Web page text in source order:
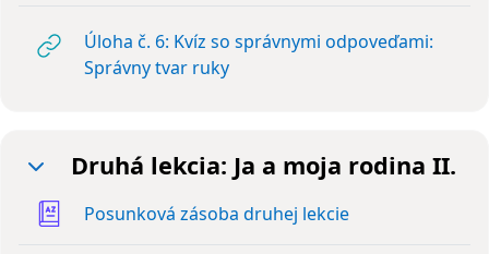
Úloha č. 6: Kvíz so správnymi odpoveďami:
Správny tvar rukyURL
Zbaliť Druhá lekcia: Ja a moja rodina II.
Posunková zásoba druhej lekcieSlovník